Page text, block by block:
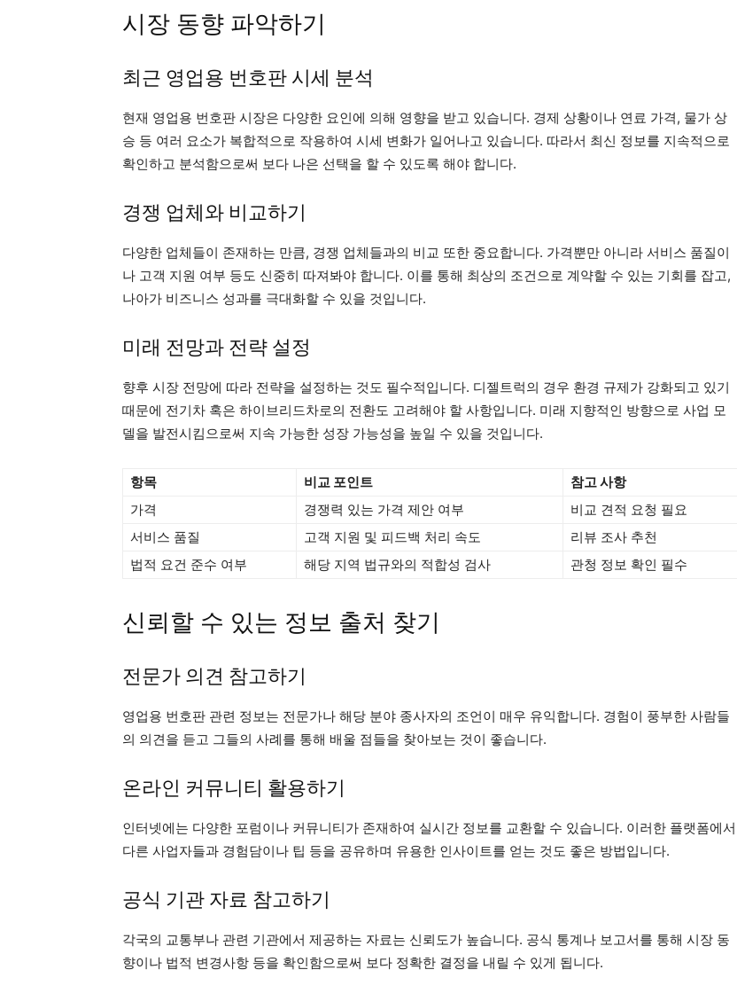
시장 동향 파악하기
최근 영업용 번호판 시세 분석
현재 영업용 번호판 시장은 다양한 요인에 의해 영향을 받고 있습니다. 경제 상황이나 연료 가격, 물가 상
승 등 여러 요소가 복합적으로 작용하여 시세 변화가 일어나고 있습니다. 따라서 최신 정보를 지속적으로
확인하고 분석함으로써 보다 나은 선택을 할 수 있도록 해야 합니다.
경쟁 업체와 비교하기
다양한 업체들이 존재하는 만큼, 경쟁 업체들과의 비교 또한 중요합니다. 가격뿐만 아니라 서비스 품질이
나 고객 지원 여부 등도 신중히 따져봐야 합니다. 이를 통해 최상의 조건으로 계약할 수 있는 기회를 잡고,
나아가 비즈니스 성과를 극대화할 수 있을 것입니다.
미래 전망과 전략 설정
향후 시장 전망에 따라 전략을 설정하는 것도 필수적입니다. 디젤트럭의 경우 환경 규제가 강화되고 있기
때문에 전기차 혹은 하이브리드차로의 전환도 고려해야 할 사항입니다. 미래 지향적인 방향으로 사업 모
델을 발전시킴으로써 지속 가능한 성장 가능성을 높일 수 있을 것입니다.
항목 비교 포인트
참고 사항
가격
경쟁력 있는 가격 제안 여부
비교 견적 요청 필요
서비스 품질
고객 지원 및 피드백 처리 속도
리뷰 조사 추천
법적 요건 준수 여부
해당 지역 법규와의 적합성 검사 관청 정보 확인 필수
신뢰할 수 있는 정보 출처 찾기
전문가 의견 참고하기
영업용 번호판 관련 정보는 전문가나 해당 분야 종사자의 조언이 매우 유익합니다. 경험이 풍부한 사람들
의 의견을 듣고 그들의 사례를 통해 배울 점들을 찾아보는 것이 좋습니다.
온라인 커뮤니티 활용하기
인터넷에는 다양한 포럼이나 커뮤니티가 존재하여 실시간 정보를 교환할 수 있습니다. 이러한 플랫폼에서
다른 사업자들과 경험담이나 팁 등을 공유하며 유용한 인사이트를 얻는 것도 좋은 방법입니다.
공식 기관 자료 참고하기
각국의 교통부나 관련 기관에서 제공하는 자료는 신뢰도가 높습니다. 공식 통계나 보고서를 통해 시장 동
향이나 법적 변경사항 등을 확인함으로써 보다 정확한 결정을 내릴 수 있게 됩니다.